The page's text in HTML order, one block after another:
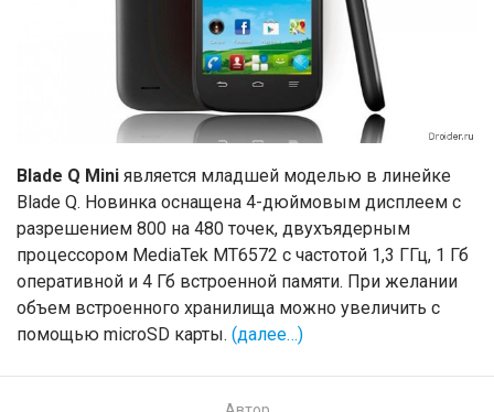
Blade Q Mini является младшей моделью в линейке
Blade Q. Новинка оснащена 4-дюймовым дисплеем с
разрешением 800 на 480 точек, двухъядерным
процессором MediaTek MT6572 с частотой 1,3 ГГц, 1 Гб
оперативной и 4 Гб встроенной памяти. При желании
объем встроенного хранилища можно увеличить с
помощью microSD карты. (далее…)